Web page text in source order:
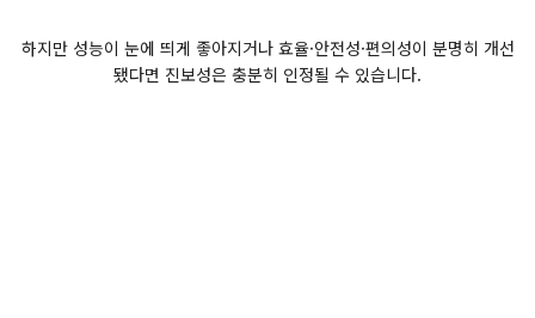
하지만 성능이 눈에 띄게 좋아지거나 효율·안전성·편의성이 분명히 개선
됐다면 진보성은 충분히 인정될 수 있습니다.